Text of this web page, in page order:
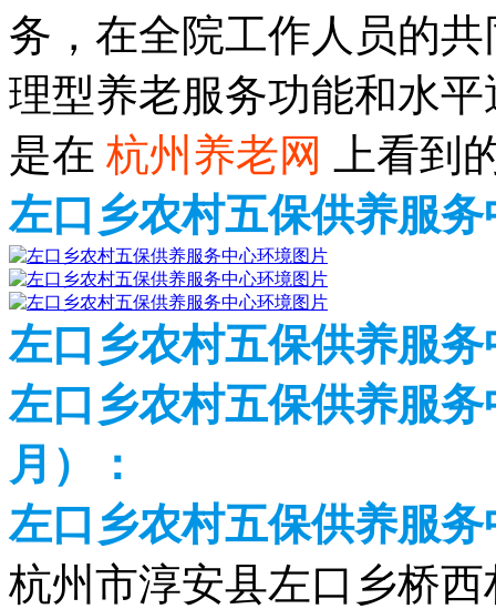
务，在全院工作人员的
理型养老服务功能和水
是在 杭州养老网
上看到
左口乡农村五保供养服
左口乡农村五保供养服
左口乡农村五保供养服
月）：
左口乡农村五保供养服
杭州市淳安县左口乡桥